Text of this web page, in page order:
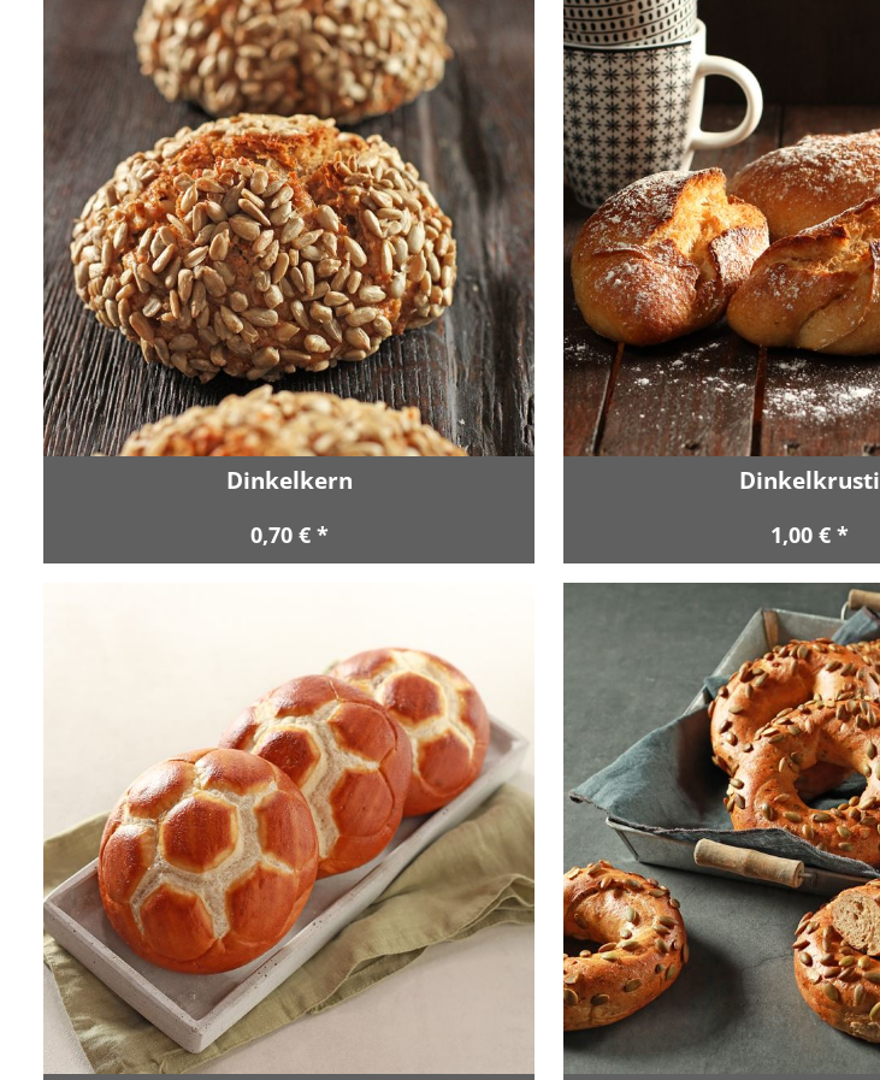
Dinkelkern
0,70 € *
Dinkelkrusti
1,00 € *